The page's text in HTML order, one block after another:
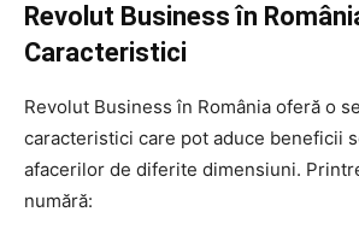
Revolut Business în
Caracteristici
Revolut Business în România oferă o
caracteristici care pot aduce beneficii
afacerilor de diferite dimensiuni.
numără: